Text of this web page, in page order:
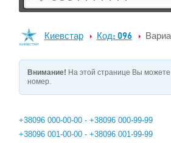
Киевстар Код: 096
Внимание! На этой странице Вы
номер.
+38096 000-00-00 - +38096 000-99-99
+38096 001-00-00 - +38096 001-99-99